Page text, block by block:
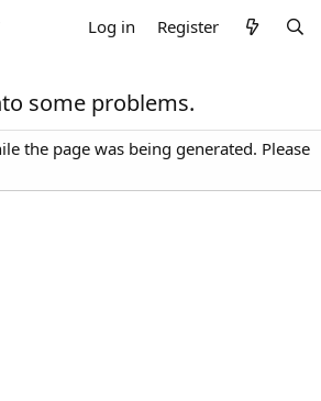
Log in Register
some problems.
the page was being generated. Please